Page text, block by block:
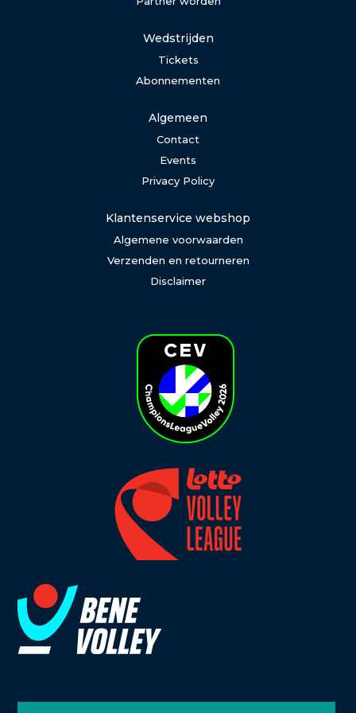
Wedstrijden
Tickets
Abonnementen
Algemeen
Contact
Events
Privacy Policy
Klantenservice webshop
Algemene voorwaarden
Verzenden en retourneren
Disclaimer